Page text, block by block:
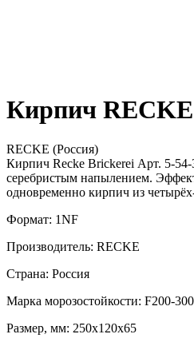
Кирпич RECKE
RECKE (Россия)
Кирпич Recke Brickerei Арт. 5-
серебристым напылением.
одновременно кирпич из
Формат: 1NF
Производитель: RECKE
Страна: Россия
Марка морозостойкости: F200-300
Размер, мм: 250х120х65